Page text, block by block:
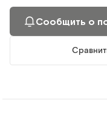
Сообщить о